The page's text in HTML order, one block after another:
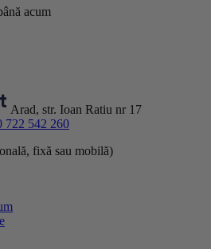
acum
Arad, str. Ioan Ratiu nr 17
722 542 260
fixă sau mobilă)